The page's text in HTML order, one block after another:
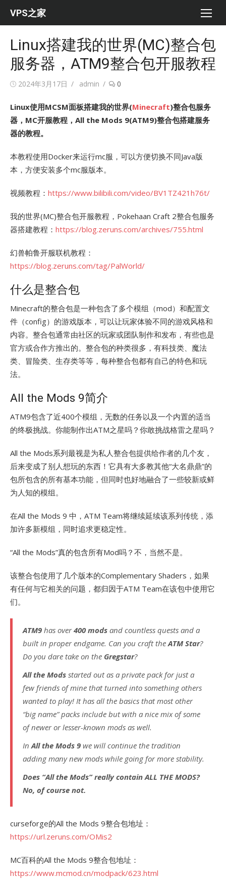
VPS之家
Linux搭建我的世界(MC)整合包
服务器，ATM9整合包开服教程
Posted
2024年3月17日 Author
admin 0
Linux使用MCSM面板搭建我的世界(Minecraft)整合包服务
器，MC开服教程，All the Mods 9(ATM9)整合包搭建服务
器的教程。
本教程使用Docker来运行mc服，可以方便切换不同Java版
本，方便安装多个mc服版本。
视频教程： https://www.bilibili.com/video/BV1TZ421h76t/
我的世界(MC)整合包开服教程，Pokehaan Craft 2整合包服务
器搭建教程： https://blog.zeruns.com/archives/755.html
幻兽帕鲁开服联机教程：
https://blog.zeruns.com/tag/PalWorld/
什么是整合包
Minecraft的整合包是一种包含了多个模组（mod）和配置文
件（config）的游戏版本，可以让玩家体验不同的游戏风格和
内容。整合包通常由社区的玩家或团队制作和发布，有些也是
官方或合作方推出的。整合包的种类很多，有科技类、魔法
类、冒险类、生存类等等，每种整合包都有自己的特色和玩
法。
All the Mods 9简介
ATM9包含了近400个模组，无数的任务以及一个内置的适当
的终极挑战。你能制作出ATM之星吗？你敢挑战格雷之星吗？
All the Mods系列最视是为私人整合包提供给作者的几个友，
后来变成了别人想玩的东西！它具有大多教其他“大名鼎鼎”的
包所包含的所有基本功能，但同时也好地融合了一些较新或鲜
为人知的模组。
在All the Mods 9 中，ATM Team将继续延续该系列传统，添
加许多新模组，同时追求更稳定性。
“All the Mods”真的包含所有Mod吗？不，当然不是。
该整合包使用了几个版本的Complementary Shaders，如果
有任何与它相关的问题，都归因于ATM Team在该包中使用它
们。
ATM9 has over400 mods and countless quests and a
built in proper endgame. Can you craft theATM Star?
Do you dare take on the Gregstar?
All the Mods started out as a private pack for just a
few friends of mine that turned into something others
wanted to play! It has all the basics that most other
“big name” packs include but with a nice mix of some
of newer or lesser-known mods as well.
InAll the Mods 9 we will continue the tradition
adding many new mods while going for more stability.
Does “All the Mods” really contain ALL THE MODS?
No, of course not.
curseforge的All the Mods 9整合包地址：
https://url.zeruns.com/OMis2
MC百科的All the Mods 9整合包地址：
https://www.mcmod.cn/modpack/623.html